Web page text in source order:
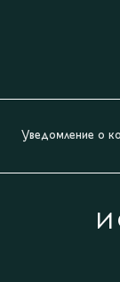
Уведомление о